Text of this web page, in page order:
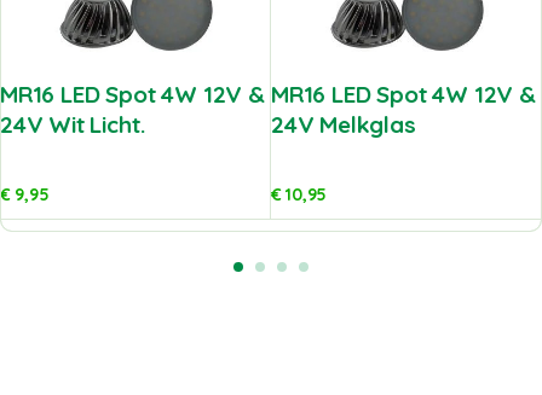
MR16 LED Spot 4W 12V &
24V Wit Licht.
€9,95
MR16 LED Spot 4W 12V &
24V Melkglas
€10,95